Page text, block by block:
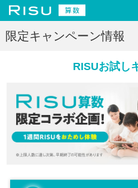
限定キャンペーン情報
RISUお試し